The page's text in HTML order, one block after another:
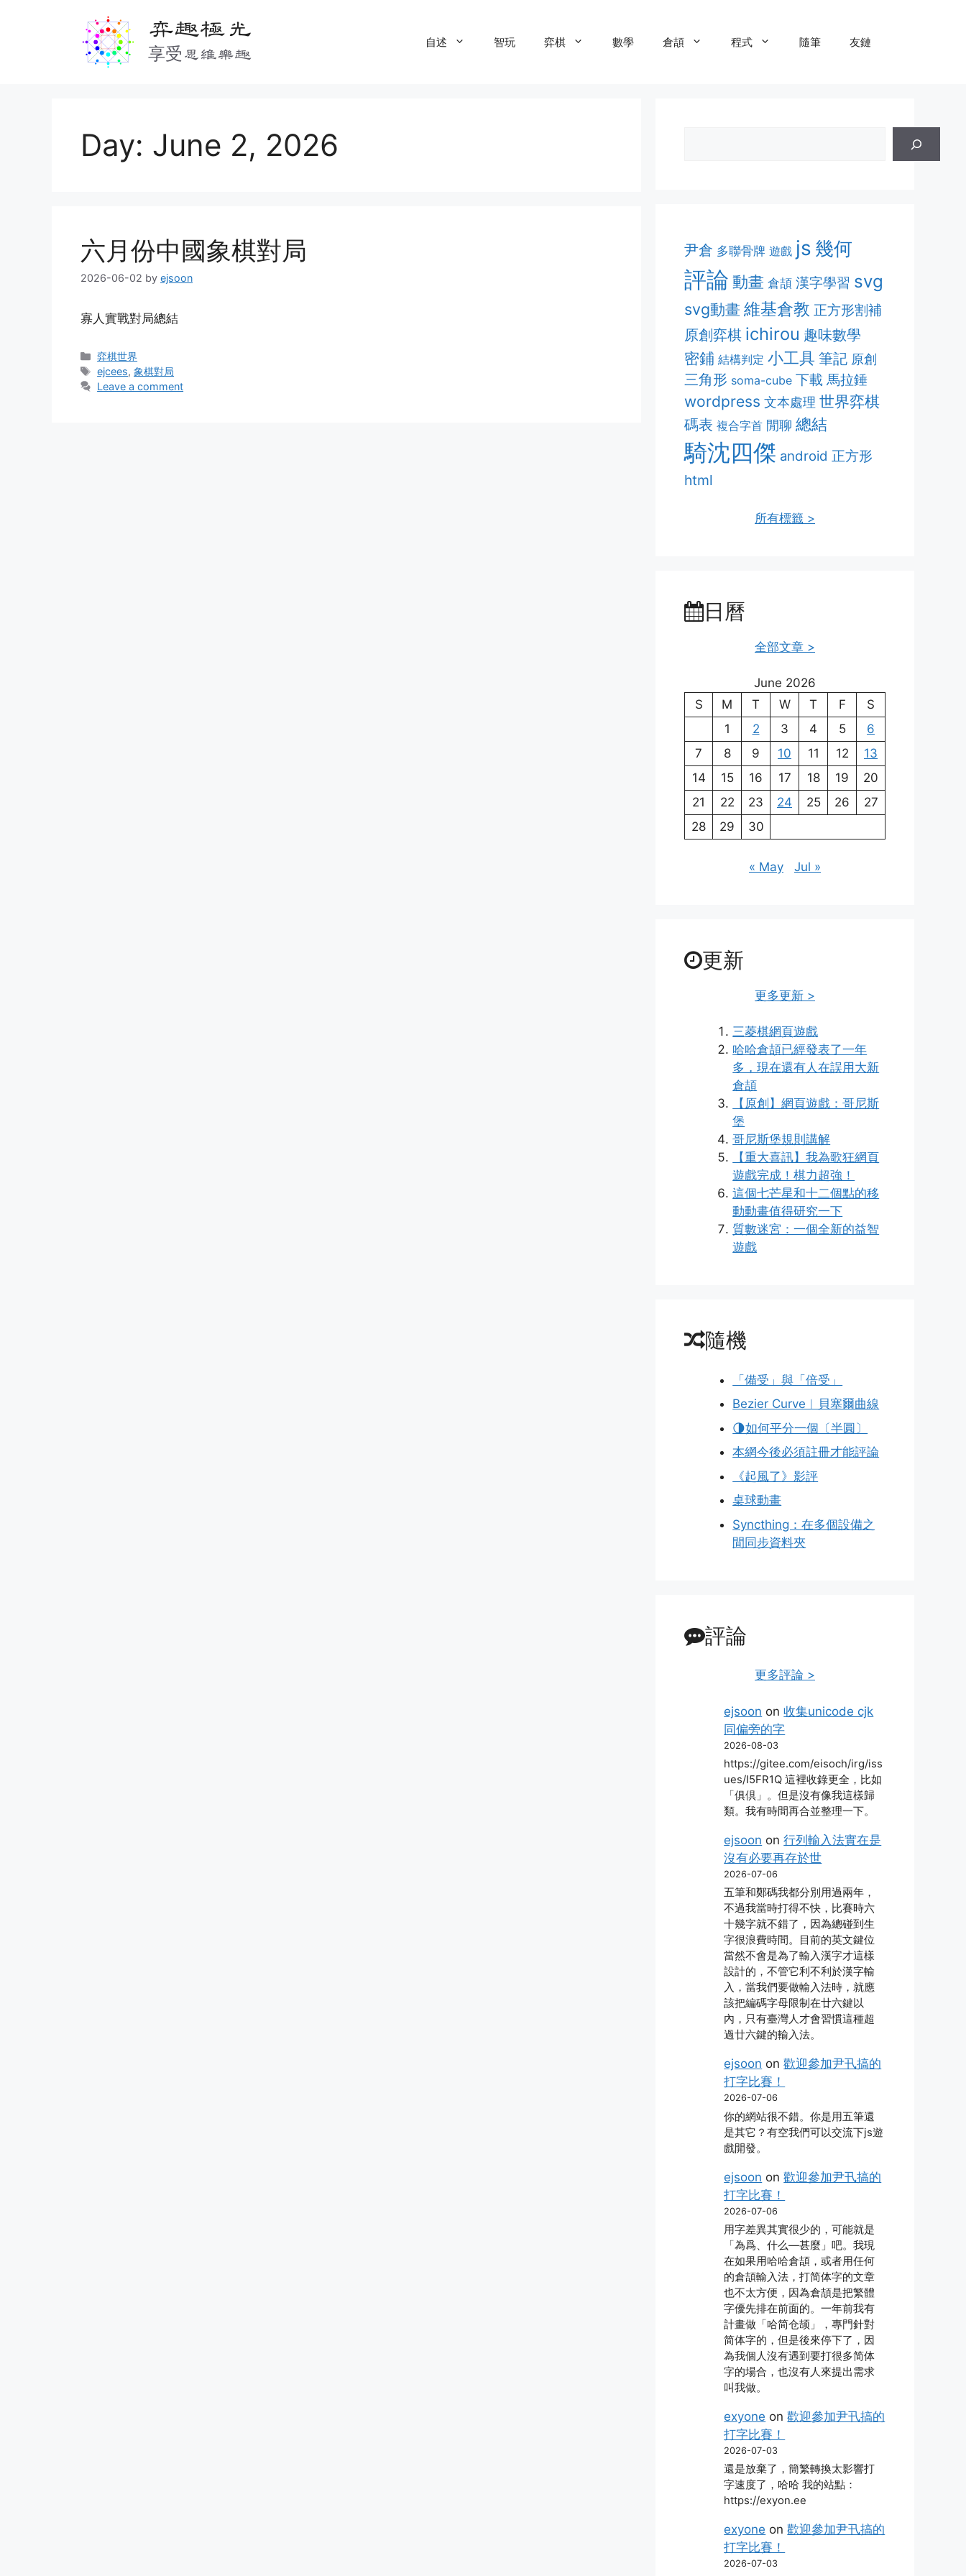
弈趣極光
享受思維樂趣
自述 智玩 弈棋 數學 倉頡 程式 隨筆 友鏈
Day: June 2, 2026
六月份中國象棋對局
2026-06-02 by ejsoon
寡人實戰對局總結
Categories
弈棋世界
Tags
ejcees,象棋對局
Leave a comment
尹倉 多聯骨牌 遊戲 js 幾何
評論 動畫 倉頡 漢字學習 svg
svg動畫 維基倉教 正方形割補
原創弈棋 ichirou 趣味數學
密鋪 結構判定 小工具 筆記 原創
三角形 soma-cube 下載 馬拉錘
wordpress 文本處理 世界弈棋
碼表 複合字首 閒聊 總結
騎沈四傑 android 正方形
html
所有標籤 >
日曆
全部文章 >
June 2026
S
M T W T F
S
1
2 3 4 5
6
7
8 9 10 11 12
13
14
15 16 17 18 19
20
21
22 23 24 25 26
27
28
29 30
« May Jul »
更新
更多更新 >
三菱棋網頁遊戲
哈哈倉頡已經發表了一年
多，現在還有人在誤用大新
倉頡
【原創】網頁遊戲：哥尼斯
堡
哥尼斯堡規則講解
【重大喜訊】我為歌狂網頁
遊戲完成！棋力超強！
這個七芒星和十二個點的移
動動畫值得研究一下
質數迷宮：一個全新的益智
遊戲
隨機
「備受」與「倍受」
Bezier Curve︱貝塞爾曲線
🌗如何平分一個〔半圓〕
本網今後必須註冊才能評論
《起風了》影評
桌球動畫
Syncthing：在多個設備之
間同步資料夾
評論
更多評論 >
ejsoon on收集unicode cjk
同偏旁的字
2026-08-03
https://gitee.com/eisoch/irg/iss
ues/I5FR1Q 這裡收錄更全，比如
「俱倶」。但是沒有像我這樣歸
類。我有時間再合並整理一下。
ejsoon on行列輸入法實在是
沒有必要再存於世
2026-07-06
五筆和鄭碼我都分別用過兩年，
不過我當時打得不快，比賽時六
十幾字就不錯了，因為總碰到生
字很浪費時間。目前的英文鍵位
當然不會是為了輸入漢字才這樣
設計的，不管它利不利於漢字輸
入，當我們要做輸入法時，就應
該把編碼字母限制在廿六鍵以
內，只有臺灣人才會習慣這種超
過廿六鍵的輸入法。
ejsoon on歡迎參加尹卂搞的
打字比賽！
2026-07-06
你的網站很不錯。你是用五筆還
是其它？有空我們可以交流下js遊
戲開發。
ejsoon on歡迎參加尹卂搞的
打字比賽！
2026-07-06
用字差異其實很少的，可能就是
「為爲、什么―甚麼」吧。我現
在如果用哈哈倉頡，或者用任何
的倉頡輸入法，打简体字的文章
也不太方便，因為倉頡是把繁體
字優先排在前面的。一年前我有
計畫做「哈简仓颉」，專門針對
简体字的，但是後來停下了，因
為我個人沒有遇到要打很多简体
字的場合，也沒有人來提出需求
叫我做。
exyone on歡迎參加尹卂搞的
打字比賽！
2026-07-03
還是放棄了，簡繁轉換太影響打
字速度了，哈哈 我的站點：
https://exyon.ee
exyone on歡迎參加尹卂搞的
打字比賽！
2026-07-03